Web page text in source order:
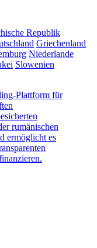
Republik
Griechenland
Niederlande
Slowenien
Plattform für
rumänischen
ermöglicht es